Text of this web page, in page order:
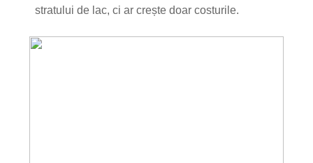
stratului de lac, ci ar crește doar costurile.